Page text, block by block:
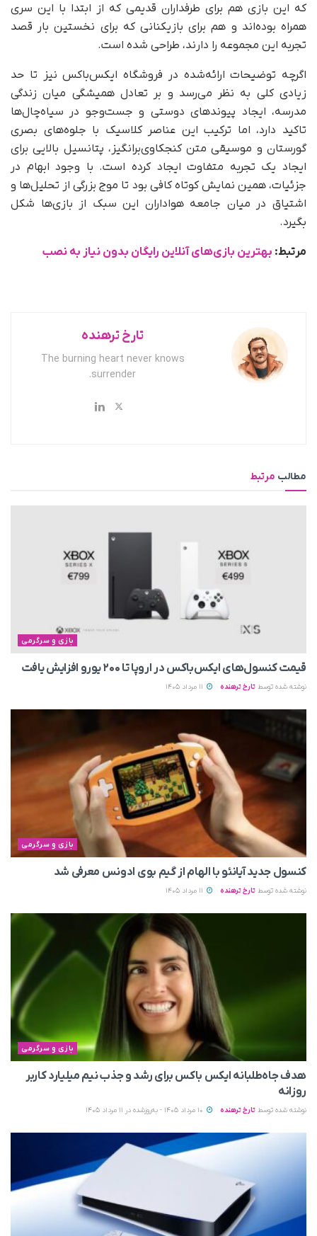
که این بازی هم برای طرفداران قدیمی که از ابتدا با این سری
همراه بوده‌اند و هم برای بازیکنانی که برای نخستین بار قصد
تجربه این مجموعه را دارند، طراحی شده است.
اگرچه توضیحات ارائه‌شده در فروشگاه ایکس‌باکس نیز تا حد
زیادی کلی به نظر می‌رسد و بر تعادل همیشگی میان زندگی
مدرسه، ایجاد پیوندهای دوستی و جست‌وجو در سیاه‌چال‌ها
تاکید دارد، اما ترکیب این عناصر کلاسیک با جلوه‌های بصری
گورستان و موسیقی متن کنجکاوی‌برانگیز، پتانسیل بالایی برای
ایجاد یک تجربه متفاوت ایجاد کرده است. با وجود ابهام در
جزئیات، همین نمایش کوتاه کافی بود تا موج بزرگی از تحلیل‌ها و
اشتیاق در میان جامعه هواداران این سبک از بازی‌ها شکل
بگیرد.
مرتبط: بهترین بازی‌های آنلاین رایگان بدون نیاز به نصب
تارخ ترهنده
The burning heart never knows
surrender.
مطالب مرتبط
بازی و سرگرمی
قیمت کنسول‌های ایکس‌باکس در اروپا تا ۲۰۰ یورو افزایش یافت
نوشته شده توسط تارخ ترهنده
بازی و سرگرمی
کنسول جدید آیانئو با الهام از گیم بوی ادونس معرفی شد
نوشته شده توسط تارخ ترهنده
بازی و سرگرمی
هدف جاه‌طلبانه ایکس باکس برای رشد و جذب نیم میلیارد کاربر
روزانه
نوشته شده توسط تارخ ترهنده